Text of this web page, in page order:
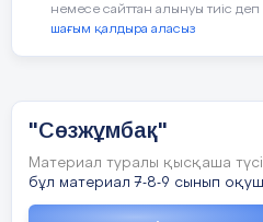
немесе сайттан алынуы тиіс деп
шағым қалдыра аласыз
"Сөзжұмбақ"
Материал туралы қысқаша
бұл материал 7-8-9 сынып